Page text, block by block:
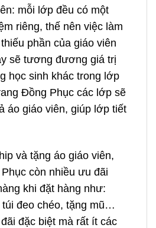
mỗi lớp đều có một
riêng, thế nên việc làm
phần của giáo viên
sẽ tương đương giá trị
học sinh khác trong lớp
Đồng Phục các lớp sẽ
áo giáo viên, giúp lớp tiết
và tặng áo giáo viên,
còn nhiều ưu đãi
khi đặt hàng như:
đeo chéo, tặng mũ…
đặc biệt mà rất ít các